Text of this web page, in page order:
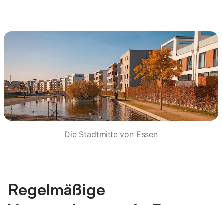
Die Stadtmitte von Essen
Regelmäßige